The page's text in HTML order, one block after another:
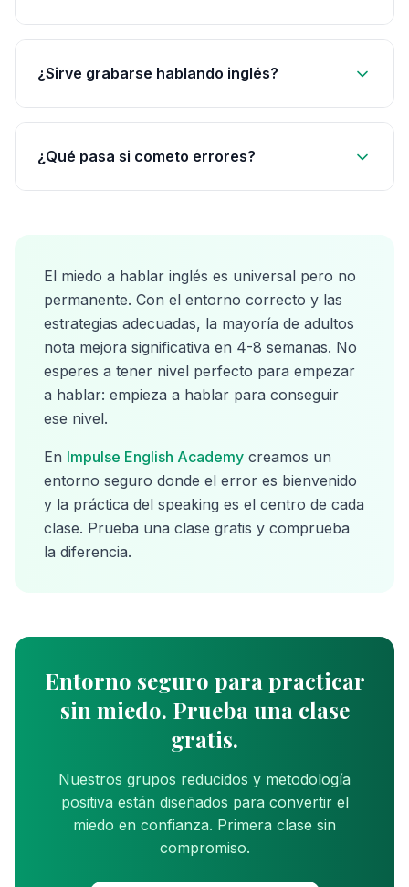
¿Sirve grabarse hablando inglés?
¿Qué pasa si cometo errores?
El miedo a hablar inglés es universal pero no
permanente. Con el entorno correcto y las
estrategias adecuadas, la mayoría de adultos
nota mejora significativa en 4-8 semanas. No
esperes a tener nivel perfecto para empezar
a hablar: empieza a hablar para conseguir
ese nivel.
En Impulse English Academy creamos un
entorno seguro donde el error es bienvenido
y la práctica del speaking es el centro de cada
clase. Prueba una clase gratis y comprueba
la diferencia.
Entorno seguro para practicar
sin miedo. Prueba una clase
gratis.
Nuestros grupos reducidos y metodología
positiva están diseñados para convertir el
miedo en confianza. Primera clase sin
compromiso.